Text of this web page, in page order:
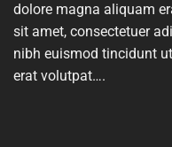
dolore magna aliquam
sit amet, consectetuer
nibh euismod tincidunt
erat volutpat….